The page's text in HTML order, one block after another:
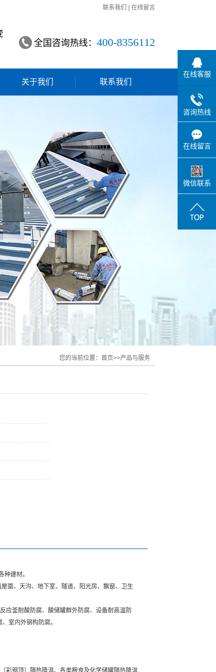
联系我们 在线留言
全国咨询热线： 400-8356112
关于我们 联系我们
您的当前位置： 首页>>产品与服务
建材。
面、天沟、地下室、隧道、阳光房、飘窗、卫生
应釜耐酸防腐、酸储罐群外防腐、设备耐高温防
室内外钢构防腐。
彩钢顶）隔热降温、各类粮食及化学储罐隔热降温
在线客服
咨询热线
在线留言
微信联系